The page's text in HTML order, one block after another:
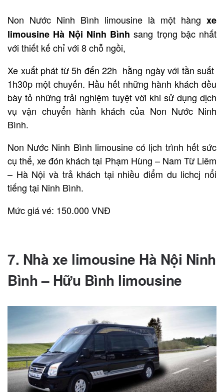
Non Nước Ninh Bình limousine là một hàng xe
limousine Hà Nội Ninh Bình sang trọng bậc nhất
với thiết kế chỉ với 8 chỗ ngồi,
Xe xuất phát từ 5h đến 22h hằng ngày với tần suất
1h30p một chuyến. Hầu hết những hành khách đều
bày tỏ những trải nghiệm tuyệt vời khi sử dụng dịch
vụ vận chuyển hành khách của Non Nước Ninh
Bình.
Non Nước Ninh Bình limousine có lịch trình hết sức
cụ thể, xe đón khách tại Phạm Hùng – Nam Từ Liêm
– Hà Nội và trả khách tại nhiều điểm du lichcj nổi
tiếng tại Ninh Bình.
Mức giá vé: 150.000 VNĐ
7. Nhà xe limousine Hà Nội Ninh
Bình – Hữu Bình limousine